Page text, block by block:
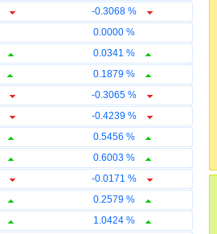
-0.3068 %
0.0000 %
0.0341 %
0.1879 %
-0.3065 %
-0.4239 %
0.5456 %
0.6003 %
-0.0171 %
0.2579 %
1.0424 %